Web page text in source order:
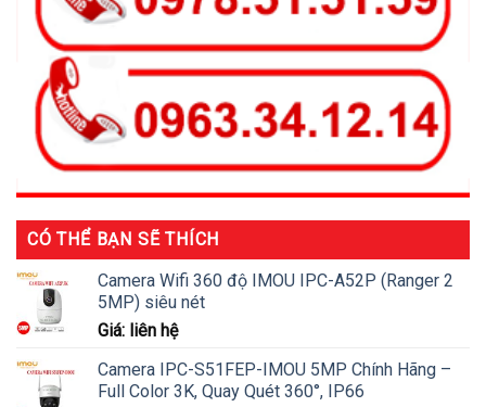
CÓ THỂ BẠN SẼ THÍCH
Camera Wifi 360 độ IMOU IPC-A52P (Ranger 2
5MP) siêu nét
Giá: liên hệ
Camera IPC-S51FEP-IMOU 5MP Chính Hãng –
Full Color 3K, Quay Quét 360°, IP66